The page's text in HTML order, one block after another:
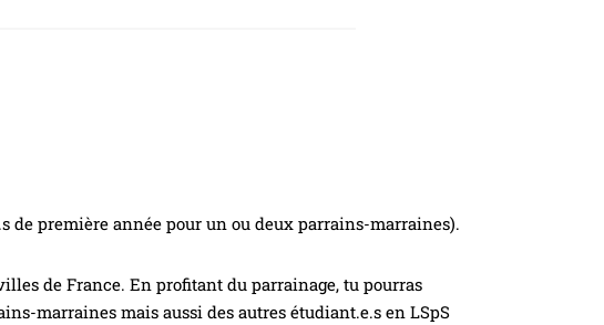
de première année pour un ou deux parrains-marraines).
de France. En profitant du parrainage, tu pourras
marraines mais aussi des autres étudiant.e.s en LSpS